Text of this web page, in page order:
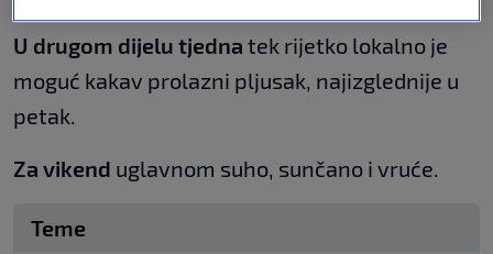
U drugom dijelu tjedna tek rijetko lokalno je
moguć kakav prolazni pljusak, najizglednije u
petak.
Za vikend uglavnom suho, sunčano i vruće.
Teme